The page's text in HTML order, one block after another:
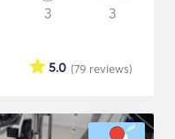
3 3
(79 reviews)
5.0